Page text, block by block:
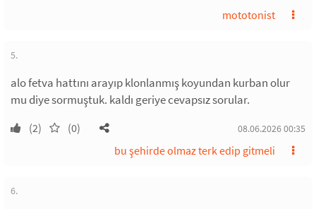
mototonist
5.
alo fetva hattını arayıp klonlanmış koyundan kurban olur
mu diye sormuştuk. kaldı geriye cevapsız sorular.
(2) (0) 08.06.2026 00:35
bu şehirde olmaz terk edip gitmeli
6.